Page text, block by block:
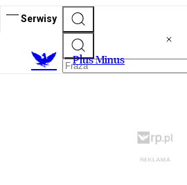
Serwisy
Plus Minus